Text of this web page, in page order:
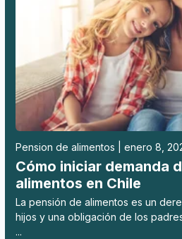
Pension de alimentos | enero 8,
Cómo iniciar demanda
alimentos en Chile
La pensión de alimentos es un
hijos y una obligación de los
...